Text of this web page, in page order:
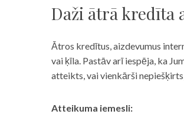
Daži ātrā kredīta
Ātros kredītus, aizdevumus
vai ķīla. Pastāv arī iespēja, ka
atteikts, vai vienkārši
Atteikuma iemesli: